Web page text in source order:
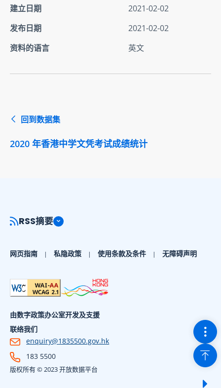
建立日期
2021-02-02
发布日期
2021-02-02
资料的语言
英文
回到数据集
2020 年香港中学文凭考试成绩统计
切
回到
RSS摘要
网页指南 私隐政策 使用条款及条件 无障碍声明
由数字政策办公室开发及支援
联络我们
enquiry@1835500.gov.hk
183 5500
版权所有 © 2023 开放数据平台